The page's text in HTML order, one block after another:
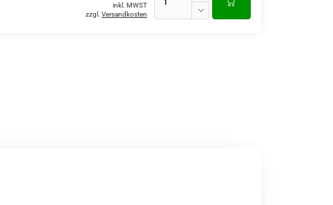
inkl. MWST
zzgl. Versandkosten